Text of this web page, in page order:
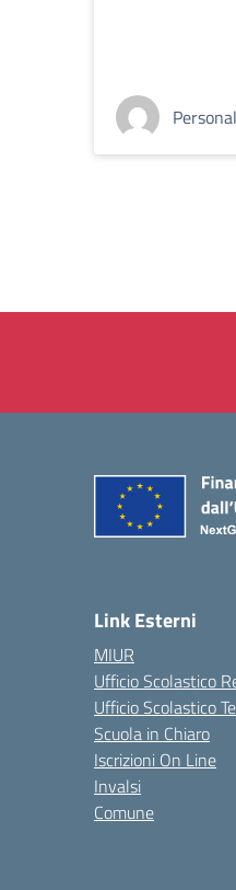
Link Esterni
MIUR
Ufficio Scolastico
Ufficio Scolastico
Scuola in Chiaro
Iscrizioni On Line
Invalsi
Comune